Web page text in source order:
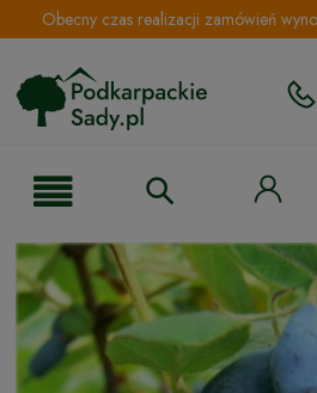
Obecny czas realizacji zamówień